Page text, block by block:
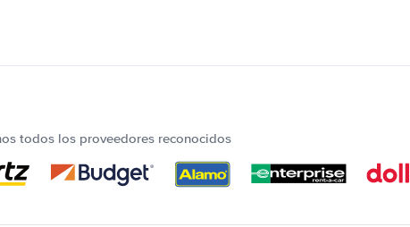
todos los proveedores reconocidos